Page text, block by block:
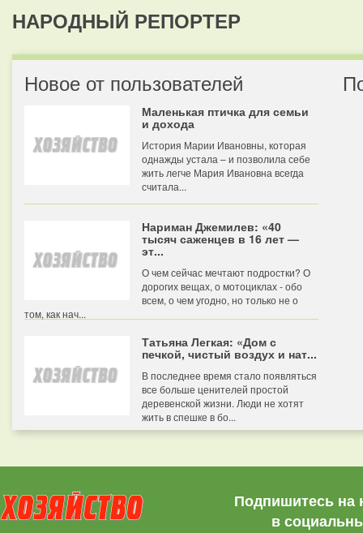
НАРОДНЫЙ РЕПОРТЕР
Новое от пользователей
Маленькая птичка для семьи
и дохода
История Марии Ивановны, которая
однажды устала – и позволила себе
жить легче Мария Ивановна всегда
считала...
Нариман Джемилев: «40
тысяч саженцев в 16 лет —
эт...
О чем сейчас мечтают подростки? О
дорогих вещах, о мотоциклах - обо
всем, о чем угодно, но только не о
том, как нач...
Татьяна Легкая: «Дом с
печкой, чистый воздух и нат...
В последнее время стало появляться
все больше ценителей простой
деревенской жизни. Люди не хотят
жить в спешке в бо...
Подпишитесь на
в